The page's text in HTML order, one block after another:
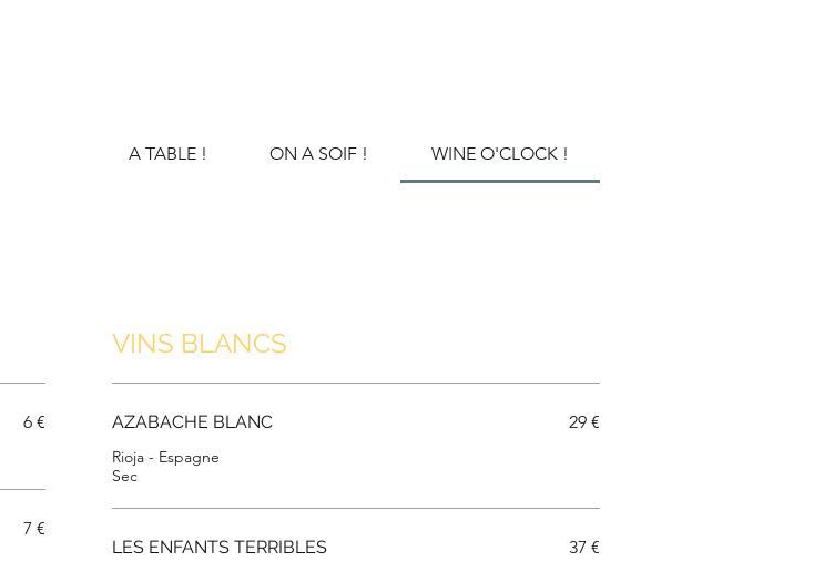
A TABLE ! ON A SOIF ! WINE O'CLOCK !
6 €
7 €
VINS BLANCS
AZABACHE BLANC
Rioja - Espagne
Sec
29 €
LES ENFANTS TERRIBLES 37 €